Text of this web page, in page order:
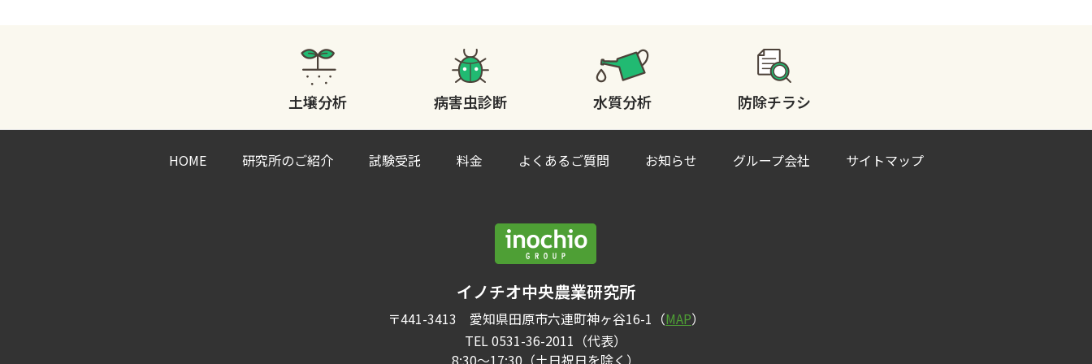
土壌分析 病害虫診断 水質分析 防除チラシ
HOME 研究所のご紹介 試験受託 料金 よくあるご質問 お知らせ グループ会社 サイトマップ
イノチオ中央農業研究所
〒441-3413 愛知県田原市六連町神ヶ谷16-1（MAP）
TEL 0531-36-2011（代表）
8:30〜17:30（土日祝日を除く）